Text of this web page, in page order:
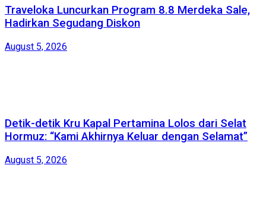
Traveloka Luncurkan Program 8.8 Merdeka Sale,
Hadirkan Segudang Diskon
August 5, 2026
Detik-detik Kru Kapal Pertamina Lolos dari Selat
Hormuz: “Kami Akhirnya Keluar dengan Selamat”
August 5, 2026